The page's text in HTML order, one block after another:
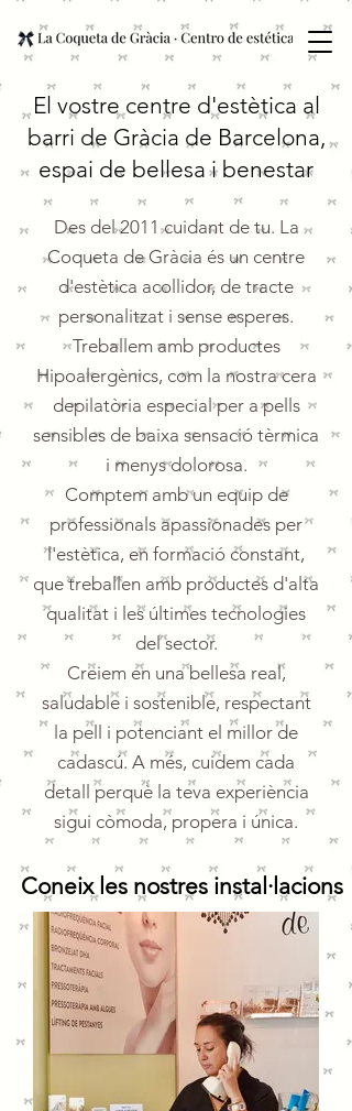
El vostre centre d'estètica al
barri de Gràcia de Barcelona,
espai de bellesa i benestar
Des del 2011 cuidant de tu. La
Coqueta de Gràcia és un centre
d'estètica acollidor, de tracte
personalitzat i sense esperes.
Treballem amb productes
Hipoalergènics, com la nostra cera
depilatòria especial per a pells
sensibles de baixa sensació tèrmica
i menys dolorosa.
Comptem amb un equip de
professionals apassionades per
l'estètica, en formació constant,
que treballen amb productes d'alta
qualitat i les últimes tecnologies
del sector.
Creiem en una bellesa real,
saludable i sostenible, respectant
la pell i potenciant el millor de
cadascú. A més, cuidem cada
detall perquè la teva experiència
sigui còmoda, propera i única.
Coneix les nostres instal·lacions